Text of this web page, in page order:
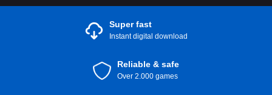
Super fast
Instant digital download
Reliable & safe
Over 2.000 games